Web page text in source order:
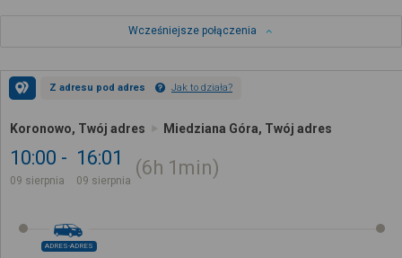
Wcześniejsze połączenia
Z adresu pod adres Jak to działa?
Koronowo, Twój adres Miedziana Góra, Twój adres
10:00
09 sierpnia
16:01
09 sierpnia
6h 1min
ADRES-ADRES